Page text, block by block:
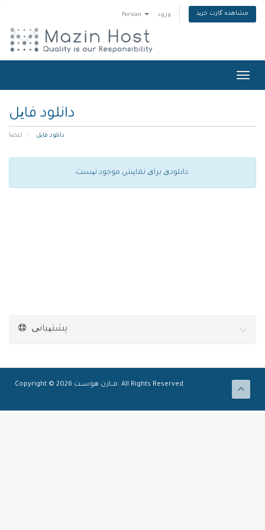
Persian ورود مشاهده کارت خرید
دانلود فایل
اعضا دانلود فایل
دانلودی برای نمایش موجود نیست.
پشتیبانی
Copyright © 2026 مـــازن هوســــت. All Rights Reserved.